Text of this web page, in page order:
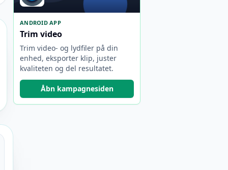
ANDROID APP
Trim video
Trim video- og lydfiler på din
enhed, eksporter klip, juster
kvaliteten og del resultatet.
Åbn kampagnesiden